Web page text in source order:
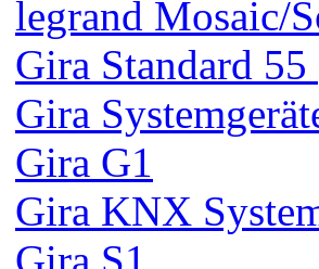
legrand Mosaic/
Gira Standard
Gira
Gira G1
Gira KNX
Gira S1